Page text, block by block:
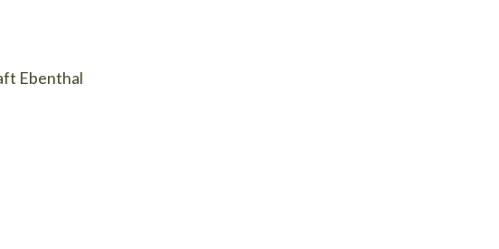
Ebenthal